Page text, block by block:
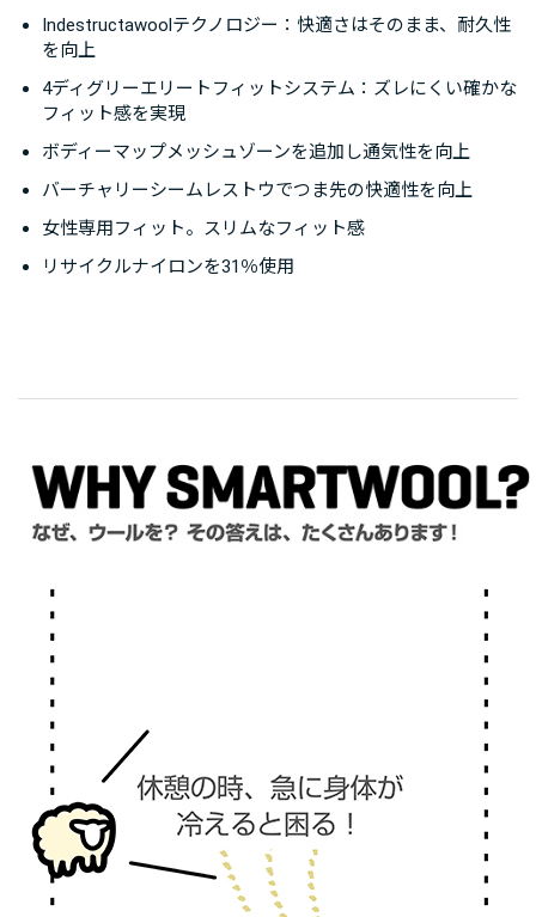
Indestructawoolテクノロジー：快適さはそのまま、耐久性
を向上
4ディグリーエリートフィットシステム：ズレにくい確かな
フィット感を実現
ボディーマップメッシュゾーンを追加し通気性を向上
バーチャリーシームレストウでつま先の快適性を向上
女性専用フィット。スリムなフィット感
リサイクルナイロンを31％使用